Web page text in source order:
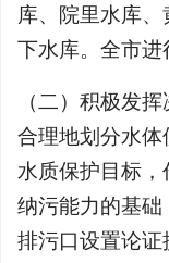
库、院里水库
下水库。全市进
（二）积极发
合理地划分水
水质保护目标
纳污能力的基
排污口设置论